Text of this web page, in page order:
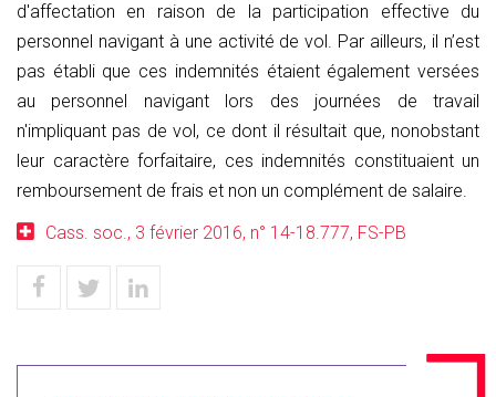
d'affectation en raison de la participation effective du
personnel navigant à une activité de vol. Par ailleurs, il n’est
pas établi que ces indemnités étaient également versées
au personnel navigant lors des journées de travail
n'impliquant pas de vol, ce dont il résultait que, nonobstant
leur caractère forfaitaire, ces indemnités constituaient un
remboursement de frais et non un complément de salaire.
Cass. soc., 3 février 2016, n° 14-18.777, FS-PB